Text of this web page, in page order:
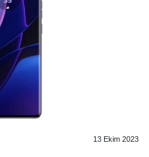
13 Ekim 2023